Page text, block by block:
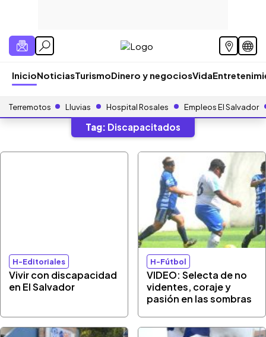
InicioNoticiasTurismoDinero y negociosVida
Terremotos Lluvias Hospital Rosales Empleos El Salvador
Tag: Discapacitados
H-Editoriales
Vivir con discapacidad
en El Salvador
H-Fútbol
VIDEO: Selecta de no
videntes, coraje y
pasión en las sombras